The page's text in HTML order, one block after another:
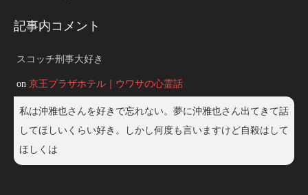
記事内コメント
スコッチ刑事大好き
on 京王プラザホテル｜ウワサの心霊話
私は沖雅也さんを好きで忘れない。夢に沖雅也さん出てきて話
してほしいくらい好き。しかし何度も言いますけど自殺はして
ほしくは